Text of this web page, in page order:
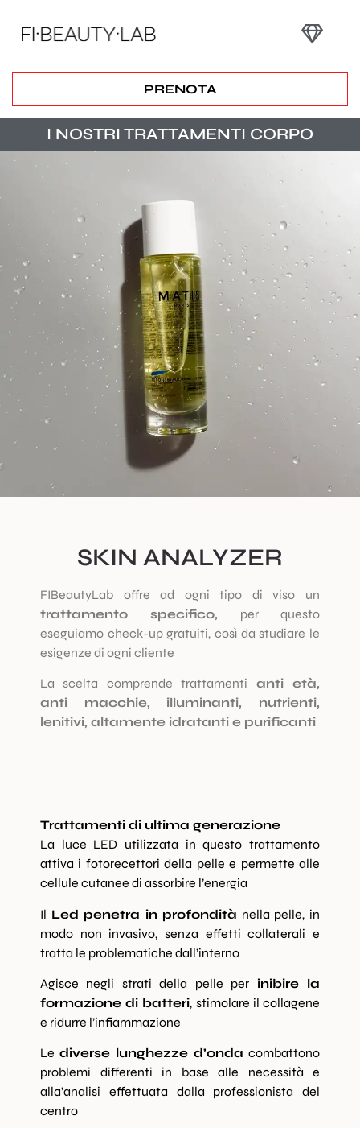
PRENOTA
I NOSTRI TRATTAMENTI CORPO
SKIN ANALYZER
FIBeautyLab offre ad ogni tipo di viso un
trattamento specifico, per questo
eseguiamo check-up gratuiti, così da studiare le
esigenze di ogni cliente
La scelta comprende trattamenti anti età,
anti macchie, illuminanti, nutrienti,
lenitivi, altamente idratanti e purificanti
Trattamenti di ultima generazione
La luce LED utilizzata in questo trattamento
attiva i fotorecettori della pelle e permette alle
cellule cutanee di assorbire l’energia
Il Led penetra in profondità nella pelle, in
modo non invasivo, senza effetti collaterali e
tratta le problematiche dall’interno
Agisce negli strati della pelle per inibire la
formazione di batteri, stimolare il collagene
e ridurre l’infiammazione
Le diverse lunghezze d’onda combattono
problemi differenti in base alle necessità e
alla’analisi effettuata dalla professionista del
centro